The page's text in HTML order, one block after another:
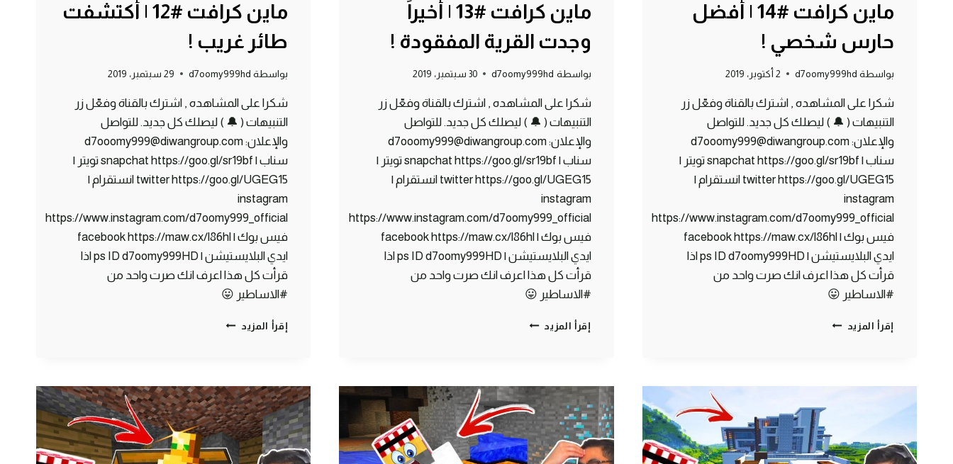
ماين كرافت #14 | أفضل
حارس شخصي !
بواسطة d7oomy999hd 2 أكتوبر، 2019
شكرا على المشاهده , اشترك بالقناة وفعّل زر
التنبيهات ( 🔔 ) ليصلك كل جديد. للتواصل
والإعلان: d7ooomy999@diwangroup.com
سناب | snapchat https://goo.gl/sr19bf تويتر |
twitter https://goo.gl/UGEG15 انستقرام |
instagram
https://www.instagram.com/d7oomy999_official
فيس بوك | facebook https://maw.cx/l86hl
ايدي البلايستيشن | ps ID d7oomy999HD اذا
قرأت كل هذا اعرف انك صرت واحد من
#الاساطير 😛
إقرأ المزيد ماين
شخصي
ماين كرافت #13 | أخيراً
وجدت القرية المفقودة !
بواسطة d7oomy999hd 30 سبتمبر، 2019
شكرا على المشاهده , اشترك بالقناة وفعّل زر
التنبيهات ( 🔔 ) ليصلك كل جديد. للتواصل
والإعلان: d7ooomy999@diwangroup.com
سناب | snapchat https://goo.gl/sr19bf تويتر |
twitter https://goo.gl/UGEG15 انستقرام |
instagram
https://www.instagram.com/d7oomy999_official
فيس بوك | facebook https://maw.cx/l86hl
ايدي البلايستيشن | ps ID d7oomy999HD اذا
قرأت كل هذا اعرف انك صرت واحد من
#الاساطير 😛
إقرأ المزيد ماين
وجدت
القرية
المفقودة
ماين كرافت #12 | أكتشفت
طائر غريب !
بواسطة d7oomy999hd 29 سبتمبر، 2019
شكرا على المشاهده , اشترك بالقناة وفعّل زر
التنبيهات ( 🔔 ) ليصلك كل جديد. للتواصل
والإعلان: d7ooomy999@diwangroup.com
سناب | snapchat https://goo.gl/sr19bf تويتر |
twitter https://goo.gl/UGEG15 انستقرام |
instagram
https://www.instagram.com/d7oomy999_official
فيس بوك | facebook https://maw.cx/l86hl
ايدي البلايستيشن | ps ID d7oomy999HD اذا
قرأت كل هذا اعرف انك صرت واحد من
#الاساطير 😛
إقرأ المزيد ماين
طائر
غريب
!